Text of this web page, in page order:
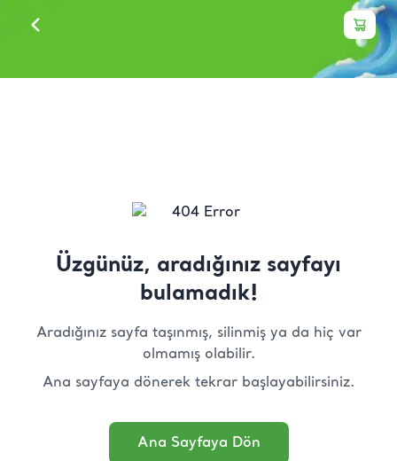
Üzgünüz, aradığınız sayfayı
bulamadık!
Aradığınız sayfa taşınmış, silinmiş ya da hiç var
olmamış olabilir.
Ana sayfaya dönerek tekrar başlayabilirsiniz.
Ana Sayfaya Dön